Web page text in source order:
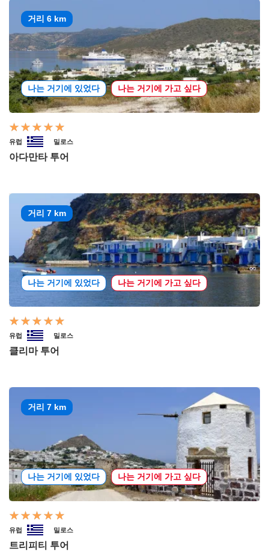
거리 6 km
나는 거기에 있었다 나는 거기에 가고 싶다
유럽 밀로스
아다만타 투어
거리 7 km
나는 거기에 있었다 나는 거기에 가고 싶다
유럽 밀로스
클리마 투어
거리 7 km
나는 거기에 있었다 나는 거기에 가고 싶다
유럽 밀로스
트리피티 투어